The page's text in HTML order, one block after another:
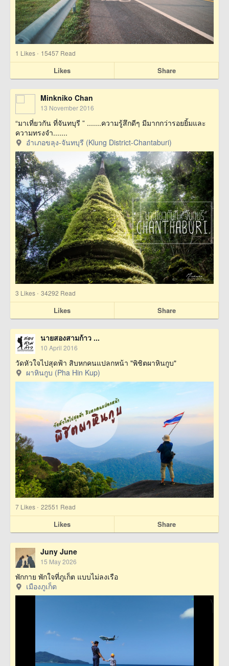
1 Likes · 15457 Read
Likes Share
Minkniko Chan
13 November 2016
“มาเที่ยวกัน ที่จันทบุรี ” .......ความรู้สึกดีๆ มีมากกว่ารอยยิ้มและ
ความทรงจำ.......
อำเภอขลุง-จันทบุรี (Klung District-Chantaburi)
3 Likes · 34292 Read
Likes Share
นายสองสามก้าว ...
10 April 2016
วัดหัวใจไปสุดฟ้า สิบหกคนแปลกหน้า "พิชิตผาหินกูบ"
ผาหินกูบ (Pha Hin Kup)
7 Likes · 22551 Read
Likes Share
Juny June
15 May 2026
พักกาย พักใจที่ภูเก็ต แบบไม่ลงเรือ
เมืองภูเก็ต